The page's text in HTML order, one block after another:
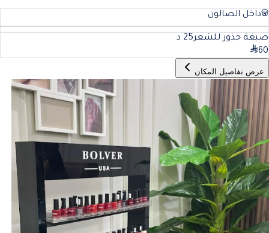
داخل الصالون
صبغة جذور للشعر25 د
60
عرض تفاصيل المكان